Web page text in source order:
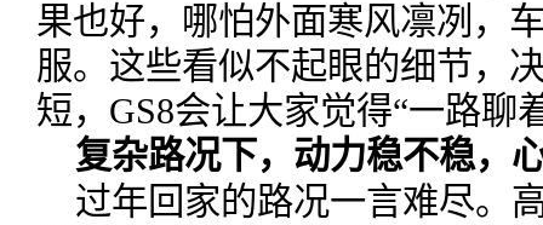
果也好，哪怕外面寒风凛冽，
服。这些看似不起眼的细节，
短，GS8会让大家觉得“一路聊
复杂路况下，动力稳不稳，
过年回家的路况一言难尽。